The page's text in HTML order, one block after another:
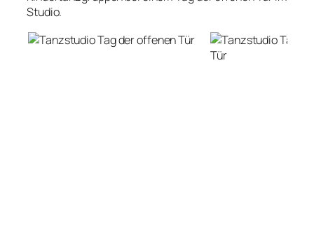
Studio.